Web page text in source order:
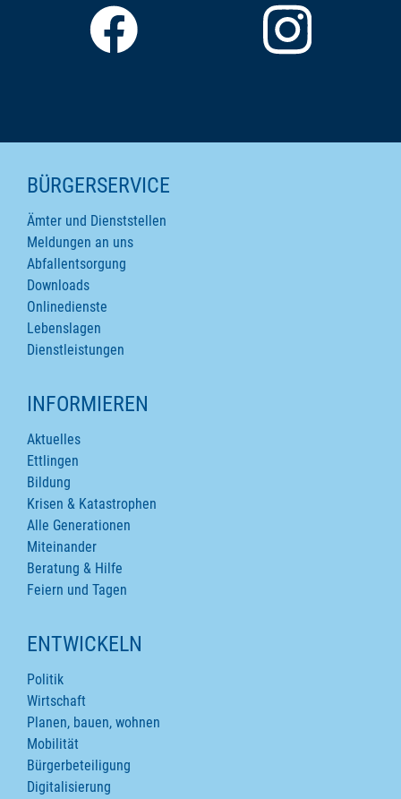
SEITENINHALTE
BÜRGERSERVICE
Ämter und Dienststellen
Meldungen an uns
Abfallentsorgung
Downloads
Onlinedienste
Lebenslagen
Dienstleistungen
INFORMIEREN
Aktuelles
Ettlingen
Bildung
Krisen & Katastrophen
Alle Generationen
Miteinander
Beratung & Hilfe
Feiern und Tagen
ENTWICKELN
Politik
Wirtschaft
Planen, bauen, wohnen
Mobilität
Bürgerbeteiligung
Digitalisierung